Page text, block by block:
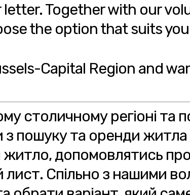
Together with our
the option that suits
Capital Region and
столичному регіоні та
пошуку та оренди житла
житло, допомовлятись
Спільно з нашими